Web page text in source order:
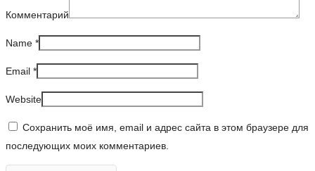
Комментарий
Name *
Email *
Website
Сохранить моё имя, email и адрес сайта в этом браузере для
последующих моих комментариев.